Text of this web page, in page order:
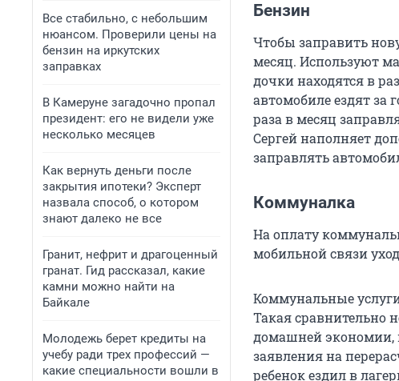
Все стабильно, с небольшим
нюансом. Проверили цены на
бензин на иркутских
заправках
В Камеруне загадочно пропал
президент: его не видели уже
несколько месяцев
Как вернуть деньги после
закрытия ипотеки? Эксперт
назвала способ, о котором
знают далеко не все
Гранит, нефрит и драгоценный
гранат. Гид рассказал, какие
камни можно найти на
Байкале
Молодежь берет кредиты на
учебу ради трех профессий —
какие специальности вошли в
Бензин
Чтобы заправить
месяц. Используют
дочки находятся в
автомобиле ездят за
раза в месяц
Сергей наполняет
заправлять
Коммуналка
На оплату
мобильной связи
Коммунальные
Такая сравнительно
домашней
заявления на
ребенок ездил в